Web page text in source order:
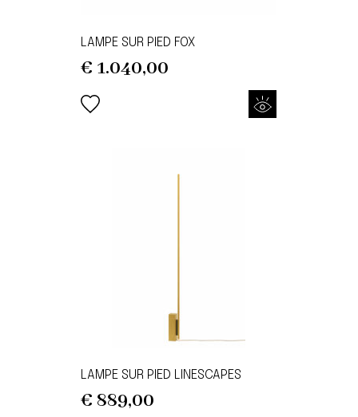
LAMPE SUR PIED FOX
€ 1.040,00
LAMPE SUR PIED LINESCAPES
€ 889,00